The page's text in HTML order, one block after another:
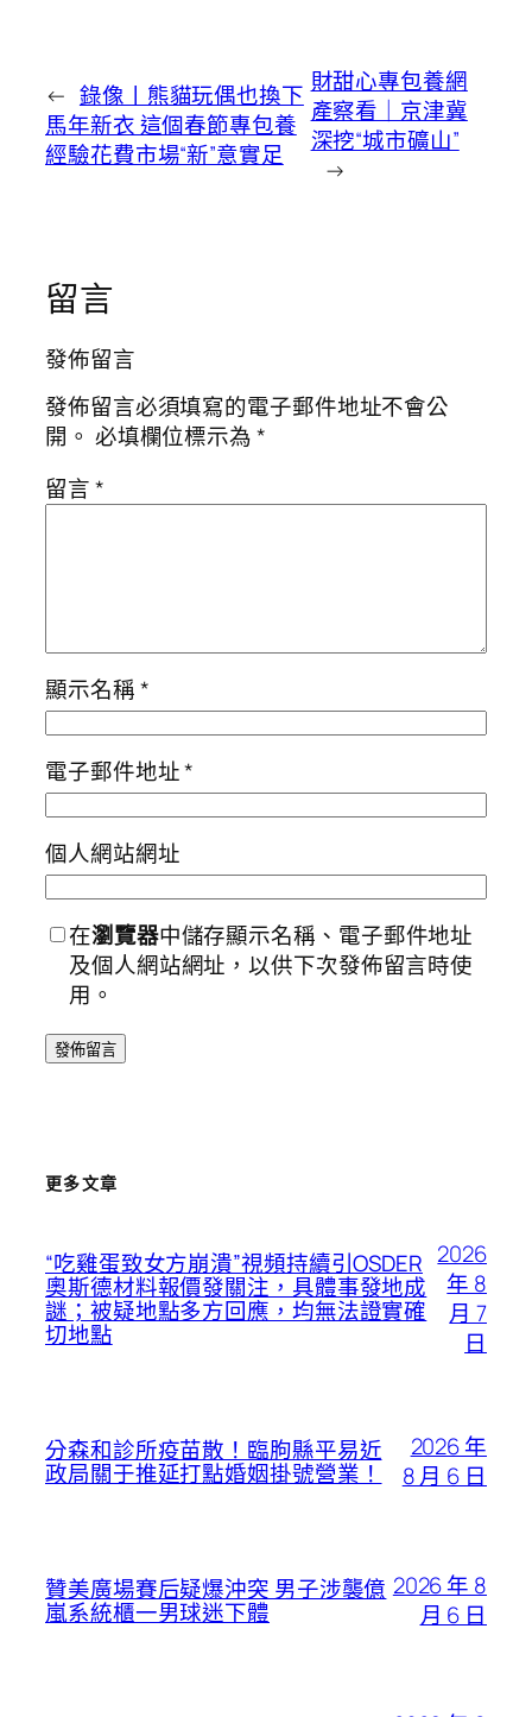
← 錄像丨熊貓玩偶也換下
馬年新衣 這個春節專包養
經驗花費市場“新”意實足
財甜心專包養網
產察看｜京津冀
深挖“城市礦山”
→
留言
發佈留言
發佈留言必須填寫的電子郵件地址不會公
開。 必填欄位標示為*
留言*
顯示名稱*
電子郵件地址*
個人網站網址
在瀏覽器中儲存顯示名稱、電子郵件地址
及個人網站網址，以供下次發佈留言時使
用。
更多文章
“吃雞蛋致女方崩潰”視頻持續引OSDER
奧斯德材料報價發關注，具體事發地成
謎；被疑地點多方回應，均無法證實確
切地點
2026
年 8
月 7
日
分森和診所疫苗散！臨朐縣平易近
政局關于推延打點婚姻掛號營業！
2026 年
8 月 6 日
贊美廣場賽后疑爆沖突 男子涉襲億
嵐系統櫃一男球迷下體
2026 年 8
月 6 日